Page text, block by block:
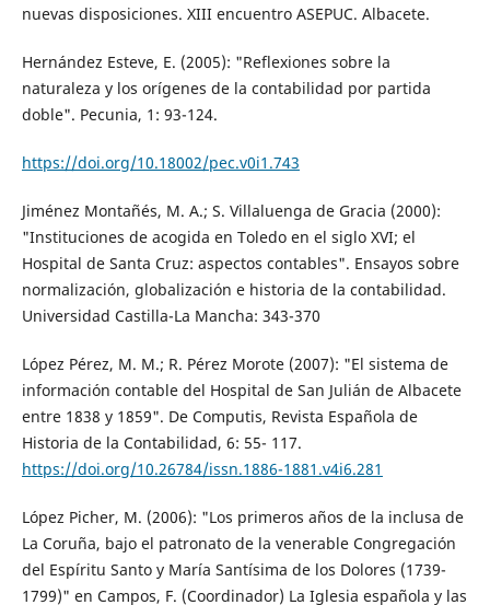
nuevas disposiciones. XIII encuentro ASEPUC. Albacete.
Hernández Esteve, E. (2005): "Reflexiones sobre la
naturaleza y los orígenes de la contabilidad por partida
doble". Pecunia, 1: 93-124.
https://doi.org/10.18002/pec.v0i1.743
Jiménez Montañés, M. A.; S. Villaluenga de Gracia (2000):
"Instituciones de acogida en Toledo en el siglo XVI; el
Hospital de Santa Cruz: aspectos contables". Ensayos sobre
normalización, globalización e historia de la contabilidad.
Universidad Castilla-La Mancha: 343-370
López Pérez, M. M.; R. Pérez Morote (2007): "El sistema de
información contable del Hospital de San Julián de Albacete
entre 1838 y 1859". De Computis, Revista Española de
Historia de la Contabilidad, 6: 55- 117.
https://doi.org/10.26784/issn.1886-1881.v4i6.281
López Picher, M. (2006): "Los primeros años de la inclusa de
La Coruña, bajo el patronato de la venerable Congregación
del Espíritu Santo y María Santísima de los Dolores (1739-
1799)" en Campos, F. (Coordinador) La Iglesia española y las